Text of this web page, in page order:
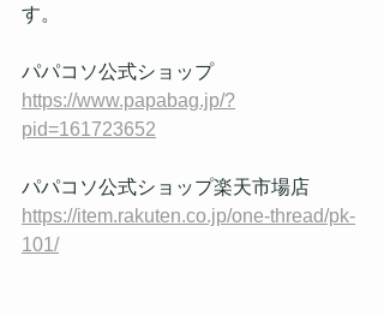
す。
パパコソ公式ショップ
https://www.papabag.jp/?
pid=161723652
パパコソ公式ショップ楽天市場店
https://item.rakuten.co.jp/one-thread/pk-
101/